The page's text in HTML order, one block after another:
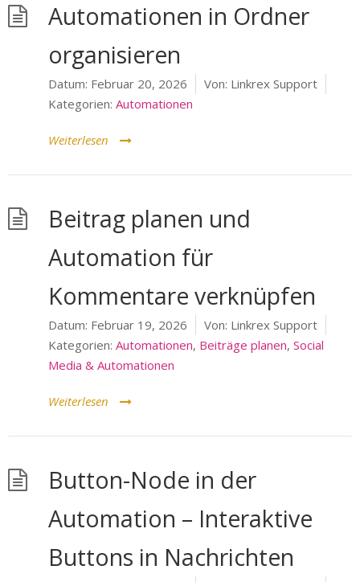
Automationen in Ordner
organisieren
Datum: Februar 20, 2026 Von: Linkrex Support
Kategorien: Automationen
Weiterlesen
Beitrag planen und
Automation für
Kommentare verknüpfen
Datum: Februar 19, 2026 Von: Linkrex Support
Kategorien: Automationen, Beiträge planen, Social
Media & Automationen
Weiterlesen
Button-Node in der
Automation – Interaktive
Buttons in Nachrichten